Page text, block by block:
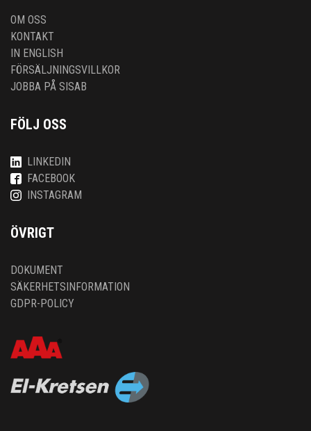
OM OSS
KONTAKT
IN ENGLISH
FÖRSÄLJNINGSVILLKOR
JOBBA PÅ SISAB
FÖLJ OSS
LINKEDIN
FACEBOOK
INSTAGRAM
ÖVRIGT
DOKUMENT
SÄKERHETSINFORMATION
GDPR-POLICY